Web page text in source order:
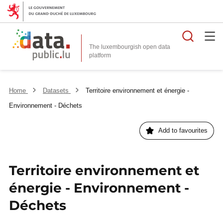
The luxembourgish open data
platform
Home Datasets
Territoire environnement et énergie -
Environnement - Déchets
Add to favourites
Territoire environnement et
énergie - Environnement -
Déchets